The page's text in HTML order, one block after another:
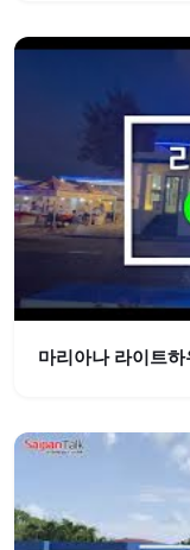
마리아나 라이트